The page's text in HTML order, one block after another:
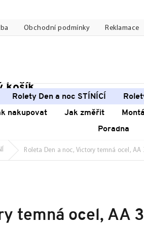
Obchodní podmínky Reklamace
košík
Rolety Den a noc STÍNÍCÍ
nakupovat Jak změřit
Poradna
Roleta Den a noc, Victory temná ocel, AA
temná ocel, AA